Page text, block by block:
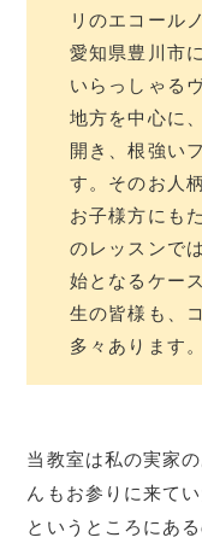
リのエコール
愛知県豊川市
いらっしゃる
地方を中心に
開き、根強い
す。そのお人
お子様方にも
のレッスンで
始となるケー
生の皆様も、
多々あります。
当教室は私の実家
んもお参りに来て
というところにあ